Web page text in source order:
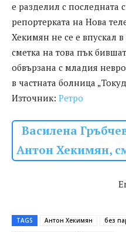
е разделил с
репортерката на Нова
Хекимян не се е впускал
сметка на това пък
обвързана с младия
в частната болница
Източник: Ретро
Василена
Антон Хекимян,
TAGS Антон Хекимян без